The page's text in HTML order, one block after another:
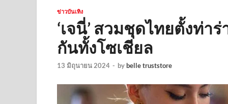
ข่าวบันเทิง
‘เจนี่’ สวมชุดไทยตั้งท่
กันทั้งโซเชียล
13 มิถุนายน 2024 - bybelle truststore